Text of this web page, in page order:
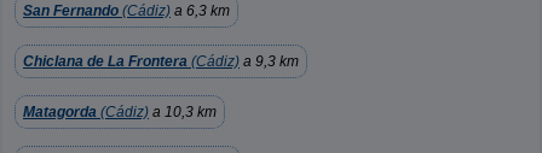
San Fernando (Cádiz) a 6,3 km
Chiclana de La Frontera (Cádiz) a 9,3 km
Matagorda (Cádiz) a 10,3 km